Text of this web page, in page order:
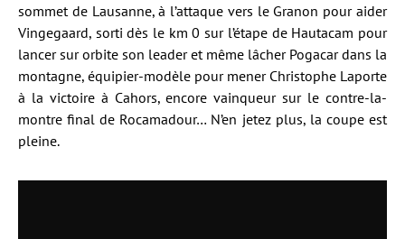
sommet de Lausanne, à l’attaque vers le Granon pour aider
Vingegaard, sorti dès le km 0 sur l’étape de Hautacam pour
lancer sur orbite son leader et même lâcher Pogacar dans la
montagne, équipier-modèle pour mener Christophe Laporte
à la victoire à Cahors, encore vainqueur sur le contre-la-
montre final de Rocamadour… N’en jetez plus, la coupe est
pleine.